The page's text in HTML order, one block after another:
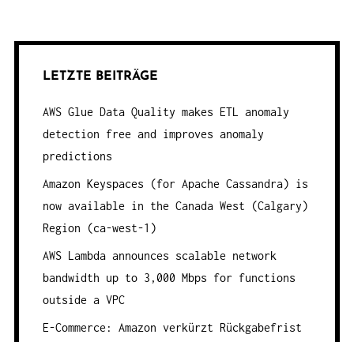
LETZTE BEITRÄGE
AWS Glue Data Quality makes ETL anomaly
detection free and improves anomaly
predictions
Amazon Keyspaces (for Apache Cassandra) is
now available in the Canada West (Calgary)
Region (ca-west-1)
AWS Lambda announces scalable network
bandwidth up to 3,000 Mbps for functions
outside a VPC
E-Commerce: Amazon verkürzt Rückgabefrist